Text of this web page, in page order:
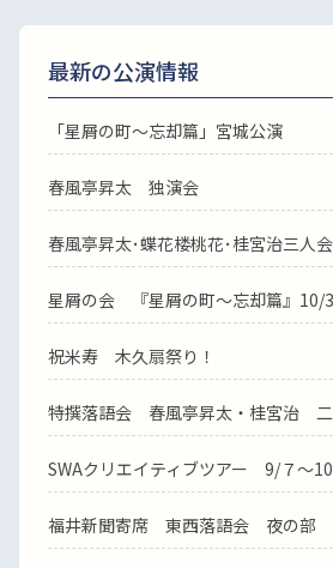
最新の公演情報
「星屑の町～忘却篇」宮城公演
春風亭昇太 独演会
春風亭昇太･蝶花楼桃花･桂宮治三人会
星屑の会 『星屑の町～忘却篇』10/
祝米寿 木久扇祭り！
特撰落語会 春風亭昇太・桂宮治
SWAクリエイティブツアー 9/７～10
福井新聞寄席 東西落語会 夜の部